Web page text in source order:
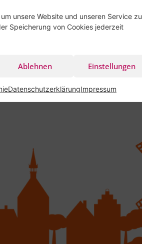
unsere Website und unseren Service zu
Speicherung von Cookies jederzeit
Ablehnen Einstellungen
DatenschutzerklärungImpressum